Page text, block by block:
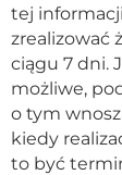
tej
zrealizować
ciągu 7 dni.
możliwe,
o tym
kiedy
to być